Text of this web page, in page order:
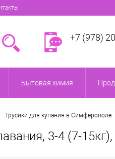
+7 (978)
Бытовая химия
Трусики для купания в Симферополе
3-4 (7-